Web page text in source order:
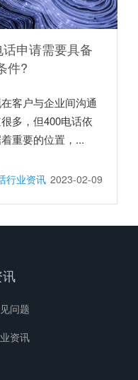
申请需要具备
件?
客户与企业间沟通
多，但400电话依
重要的位置，...
行业资讯 2023-02-09
问题
资讯